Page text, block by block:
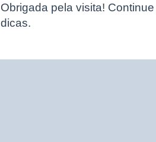
Obrigada pela visita!
dicas.